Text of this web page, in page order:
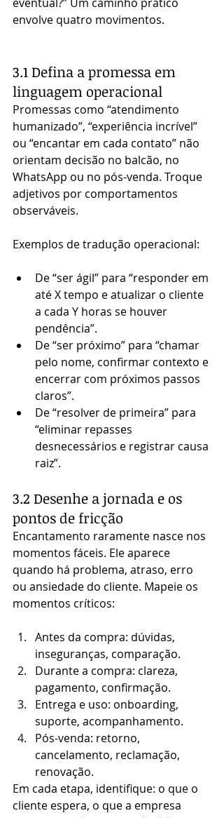
envolve quatro movimentos.
3.1 Defina a promessa em
linguagem operacional
Promessas como “atendimento
humanizado”, “experiência incrível”
ou “encantar em cada contato” não
orientam decisão no balcão, no
WhatsApp ou no pós-venda. Troque
adjetivos por comportamentos
observáveis.
Exemplos de tradução operacional:
De “ser ágil” para “responder em
até X tempo e atualizar o cliente
a cada Y horas se houver
pendência”.
De “ser próximo” para “chamar
pelo nome, confirmar contexto e
encerrar com próximos passos
claros”.
De “resolver de primeira” para
“eliminar repasses
desnecessários e registrar causa
raiz”.
3.2 Desenhe a jornada e os
pontos de fricção
Encantamento raramente nasce nos
momentos fáceis. Ele aparece
quando há problema, atraso, erro
ou ansiedade do cliente. Mapeie os
momentos críticos:
Antes da compra: dúvidas,
inseguranças, comparação.
Durante a compra: clareza,
pagamento, confirmação.
Entrega e uso: onboarding,
suporte, acompanhamento.
Pós-venda: retorno,
cancelamento, reclamação,
renovação.
Em cada etapa, identifique: o que o
cliente espera, o que a empresa